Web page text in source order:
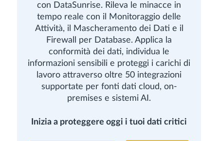
con DataSunrise. Rileva le minacce in
tempo reale con il Monitoraggio delle
Attività, il Mascheramento dei Dati e il
Firewall per Database. Applica la
conformità dei dati, individua le
informazioni sensibili e proteggi i carichi di
lavoro attraverso oltre 50 integrazioni
supportate per fonti dati cloud, on-
premises e sistemi AI.
Inizia a proteggere oggi i tuoi dati critici